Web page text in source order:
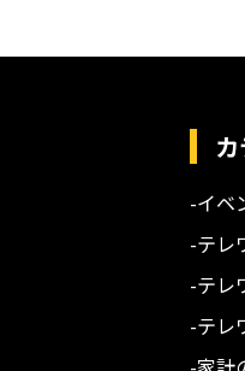
-イベ
-テレ
-テレ
-テレ